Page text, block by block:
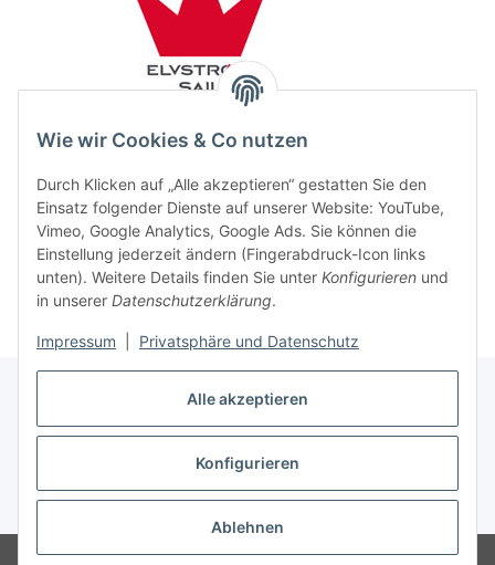
Alle akzeptieren
Konfigurieren
Ablehnen
Wie wir Cookies & Co nutzen
Durch Klicken auf „Alle akzeptieren“ gestatten Sie den
Einsatz folgender Dienste auf unserer Website: YouTube,
Vimeo, Google Analytics, Google Ads. Sie können die
Einstellung jederzeit ändern (Fingerabdruck-Icon links
unten). Weitere Details finden Sie unter Konfigurieren und
in unserer Datenschutzerklärung.
Impressum Privatsphäre und Datenschutz
Vertrag widerrufen
* Alle Preise inkl. gesetzlicher USt., zzgl.Versand
© 2023 Regattashop24